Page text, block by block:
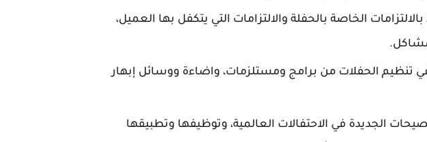
الخاصة بالحفلة والالتزامات التي يتكفل بها العميل،
في تنظيم الحفلات من برامج ومستلزمات، واضاءة ووسائل إبهار
الجديدة في الاحتفالات العالمية، وتوظيفها وتطبيقها